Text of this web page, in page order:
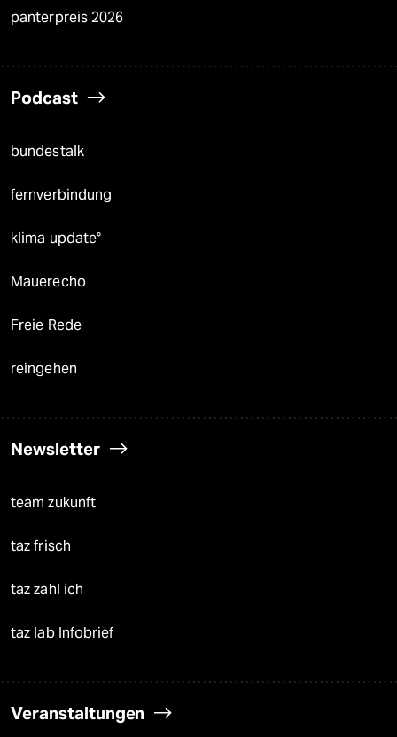
panterpreis 2026
Podcast
bundestalk
fernverbindung
klima update°
Mauerecho
Freie Rede
reingehen
Newsletter
team zukunft
taz frisch
taz zahl ich
taz lab Infobrief
Veranstaltungen